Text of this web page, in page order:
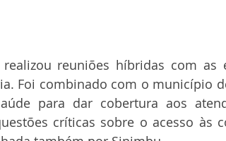
reuniões híbridas com as
Foi combinado com o município
para dar cobertura aos
críticas sobre o acesso às